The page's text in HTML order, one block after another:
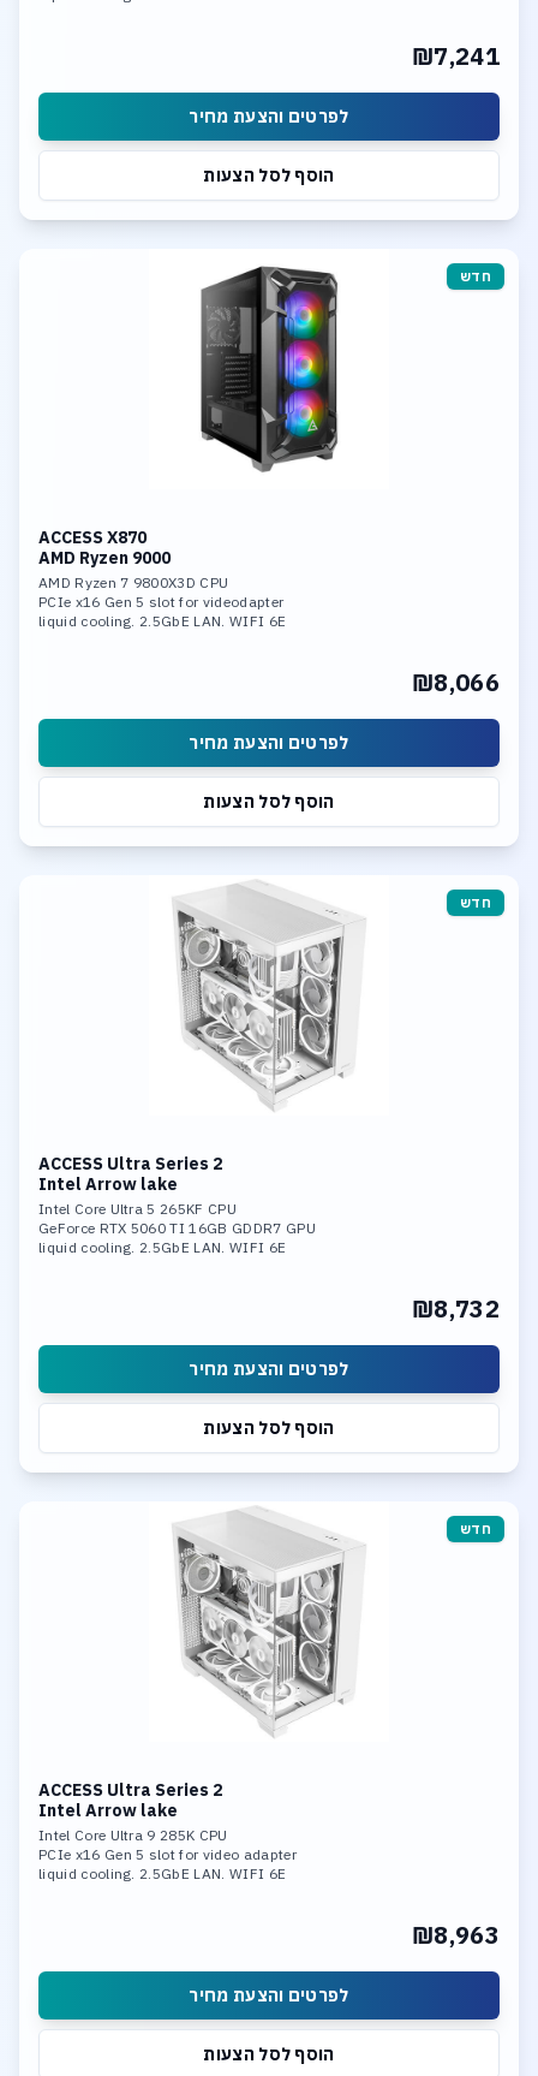
₪7,241
לפרטים והצעת מחיר
הוסף לסל הצעות
חדש
ACCESS X870
AMD Ryzen 9000
AMD Ryzen 7 9800X3D CPU
PCIe x16 Gen 5 slot for videodapter
liquid cooling. 2.5GbE LAN. WIFI 6E
₪8,066
לפרטים והצעת מחיר
הוסף לסל הצעות
חדש
ACCESS Ultra Series 2
Intel Arrow lake
Intel Core Ultra 5 265KF CPU
GeForce RTX 5060 TI 16GB GDDR7 GPU
liquid cooling. 2.5GbE LAN. WIFI 6E
Integrated neural processing unit (NPU)
₪8,732
לפרטים והצעת מחיר
הוסף לסל הצעות
חדש
ACCESS Ultra Series 2
Intel Arrow lake
Intel Core Ultra 9 285K CPU
PCIe x16 Gen 5 slot for video adapter
liquid cooling. 2.5GbE LAN. WIFI 6E
Integrated neural processing unit (NPU)
₪8,963
לפרטים והצעת מחיר
הוסף לסל הצעות